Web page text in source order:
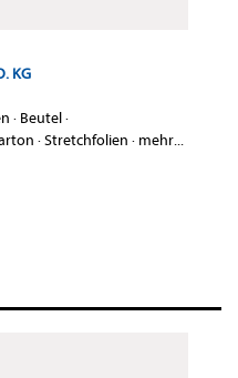
KG
· Beutel·
·Stretchfolien · mehr...